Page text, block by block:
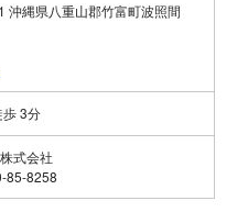
沖縄県八重山郡竹富町波照間
3分
式会社
85-8258